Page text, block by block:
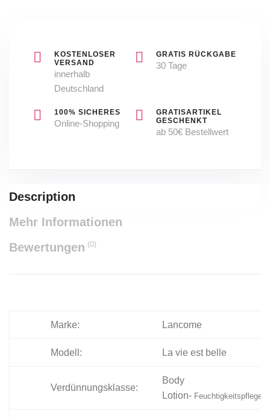
KOSTENLOSER
VERSAND
innerhalb
Deutschland
GRATIS RÜCKGABE
30 Tage
100% SICHERES
Online-Shopping
GRATISARTIKEL
GESCHENKT
ab 50€ Bestellwert
Description
Mehr Informationen
Bewertungen(0)
Marke: Lancome
Modell: La vie est belle
Verdünnungsklasse:
Body
Lotion- Feuchtigkeitspflege